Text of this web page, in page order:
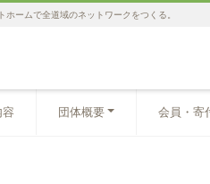
ームで全道域のネットワークをつくる。
団体概要 会員・寄